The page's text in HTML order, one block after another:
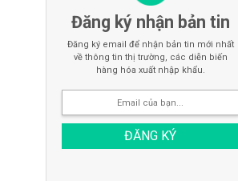
Đăng ký nhận bản tin
Đăng ký email để nhận bản tin mới nhất
về thông tin thị trường, các diễn biến
hàng hóa xuất nhập khẩu.